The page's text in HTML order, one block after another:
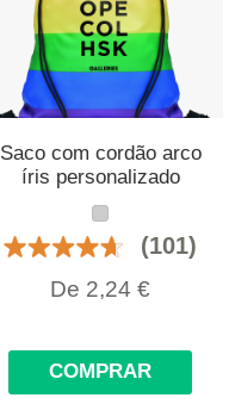
Saco com cordão arco
íris personalizado
(101)
De 2,24 €
COMPRAR